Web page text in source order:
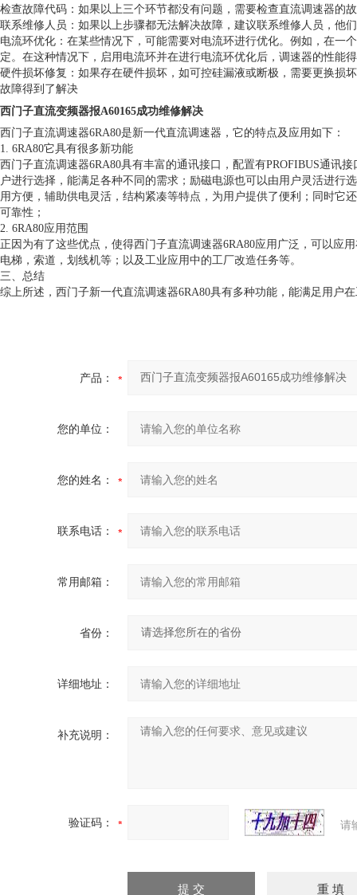
检查故障代码：如果以上三个环节都没有问题，需要检查直流调速器的
联系维修人员：如果以上步骤都无法解决故障，建议联系维修人员，他
电流环优化：在某些情况下，可能需要对电流环进行优化。例如，在一
定。在这种情况下，启用电流环并在进行电流环优化后，调速器的性能
硬件损坏修复：如果存在硬件损坏，如可控硅漏液或断极，需要更换损
故障得到了解决
西门子直流变频器报A60165成功维修解决
西门子直流调速器6RA80是新一代直流调速器，它的特点及应用如下：
1. 6RA80它具有很多新功能
西门子直流调速器6RA80具有丰富的通讯接口，配置有PROFIBUS通讯
户进行选择，能满足各种不同的需求；励磁电源也可以由用户灵活进行
用方便，辅助供电灵活，结构紧凑等特点，为用户提供了便利；同时它
可靠性；
2. 6RA80应用范围
正因为有了这些优点，使得西门子直流调速器6RA80应用广泛，可以应
电梯，索道，划线机等；以及工业应用中的工厂改造任务等。
三、总结
综上所述，西门子新一代直流调速器6RA80具有多种功能，能满足用户
产品：
您的单位：
您的姓名：
联系电话：
常用邮箱：
省份：
详细地址：
补充说明：
验证码： 请